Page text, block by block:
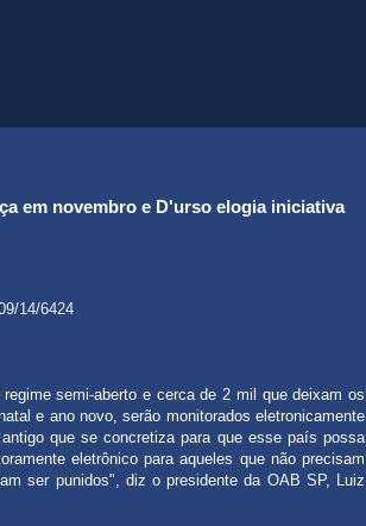
em novembro e D'urso elogia iniciativa
14/6424
semi-aberto e cerca de 2 mil que deixam os
e ano novo, serão monitorados eletronicamente
que se concretiza para que esse país possa
eletrônico para aqueles que não precisam
ser punidos", diz o presidente da OAB SP, Luiz